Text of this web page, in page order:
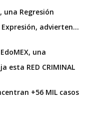
una Regresión
advierten…
una
esta RED CRIMINAL
+56 MIL casos